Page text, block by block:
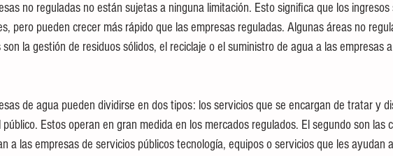
no reguladas no están sujetas a ninguna limitación. Esto significa que los ingresos
pero pueden crecer más rápido que las empresas reguladas. Algunas áreas no
son la gestión de residuos sólidos, el reciclaje o el suministro de agua a las empresas
de agua pueden dividirse en dos tipos: los servicios que se encargan de tratar y
público. Estos operan en gran medida en los mercados regulados. El segundo son las
a las empresas de servicios públicos tecnología, equipos o servicios que les ayudan